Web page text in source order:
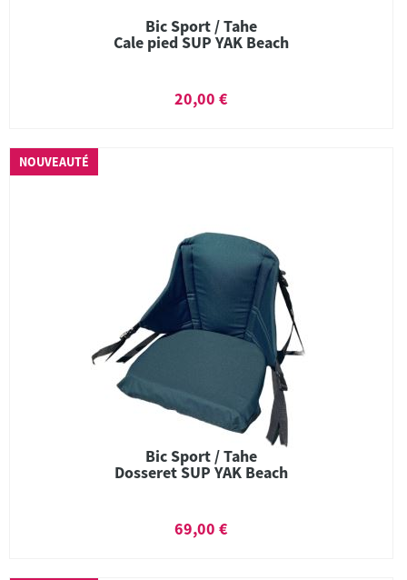
Bic Sport / Tahe
Cale pied SUP YAK Beach
20,00 €
NOUVEAUTÉ
Bic Sport / Tahe
Dosseret SUP YAK Beach
69,00 €